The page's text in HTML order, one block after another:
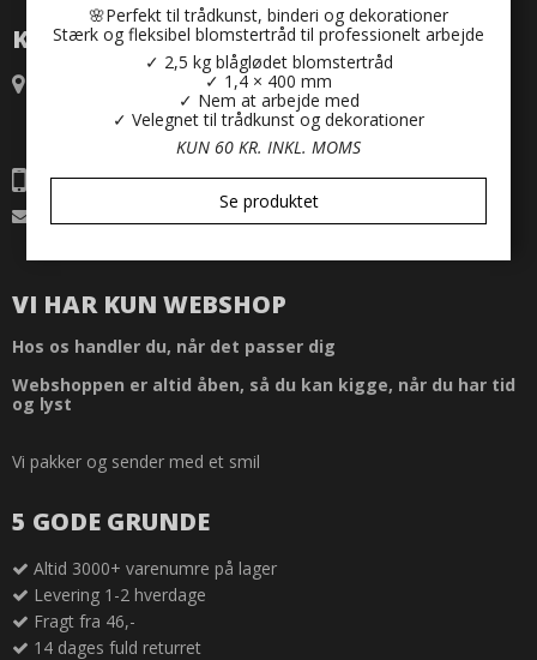
KONTAKT
6893 Hemmet
Telefonnr.: 23456137
info@blomsterideen.dk
VI HAR KUN WEBSHOP
Hos os handler du, når det passer dig
Webshoppen er altid åben, så du kan kigge, når du har tid
og lyst
Vi pakker og sender med et smil
5 GODE GRUNDE
Altid 3000+ varenumre på lager
Levering 1-2 hverdage
Fragt fra 46,-
14 dages fuld returret
🌸Perfekt til trådkunst, binderi og dekorationer
Stærk og fleksibel blomstertråd til professionelt arbejde
✓ 2,5 kg blåglødet blomstertråd
✓ 1,4 × 400 mm
✓ Nem at arbejde med
✓ Velegnet til trådkunst og dekorationer
KUN 60 KR. INKL. MOMS
Se produktet